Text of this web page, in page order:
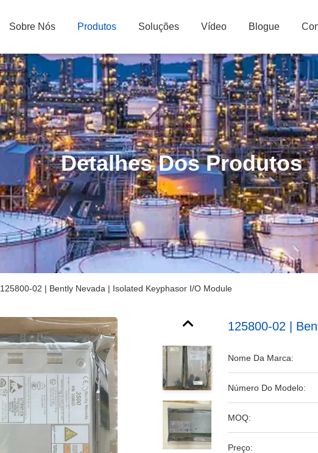
Sobre Nós Produtos Soluções Vídeo Blogue
Detalhes Dos Produtos
125800-02 | Bently Nevada | Isolated Keyphasor I/O Module
125800-02 |
Nome Da Marca:
Número Do Modelo:
MOQ:
Preço: